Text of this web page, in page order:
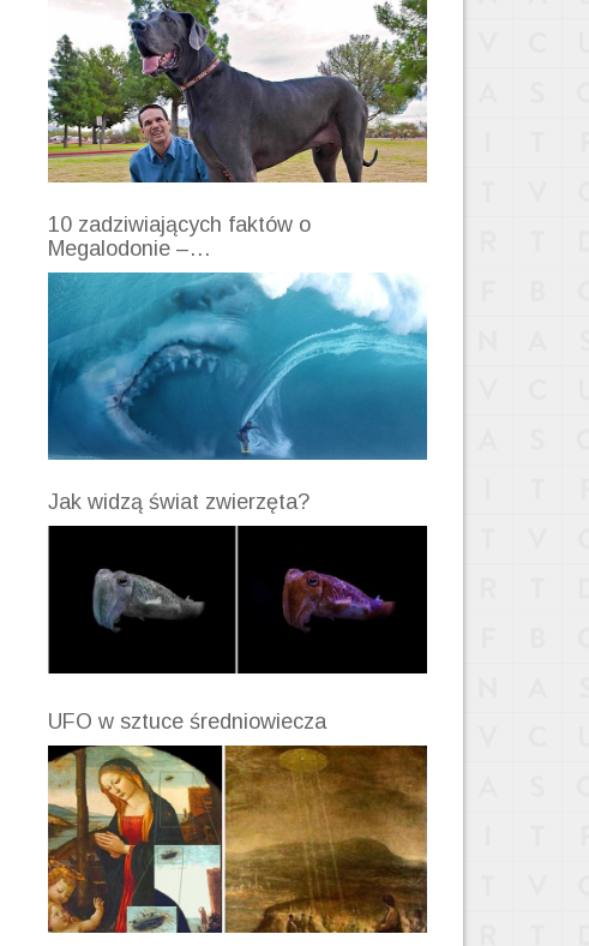
10 zadziwiających faktów o
Megalodonie –…
Jak widzą świat zwierzęta?
UFO w sztuce średniowiecza